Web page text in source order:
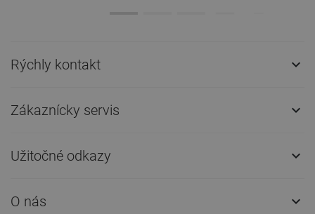
Rýchly kontakt 
Zákaznícky servis 
Užitočné odkazy 
O nás 